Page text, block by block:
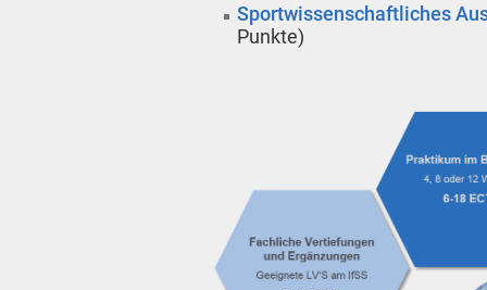
Sportwissenschaftliches
Punkte)